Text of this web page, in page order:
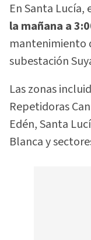
En Santa Lucía,
la mañana a
mantenimiento
subestación
Las zonas
Repetidoras
Edén, Santa
Blanca y